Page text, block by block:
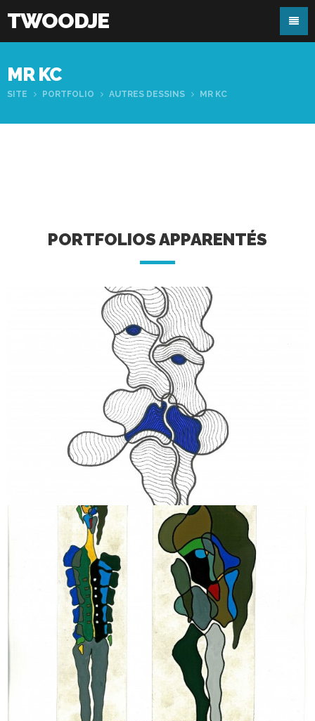
TWOODJE
MR KC
SITE PORTFOLIO AUTRES DESSINS MR KC
PORTFOLIOS APPARENTÉS